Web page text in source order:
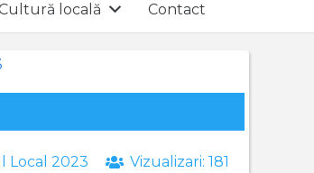
locală Contact
Local 2023 Vizualizari: 181